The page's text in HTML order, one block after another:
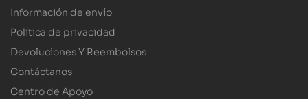
Información de envío
Política de privacidad
Devoluciones Y Reembolsos
Contáctanos
Centro de Apoyo